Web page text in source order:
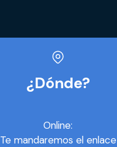
¿Dónde?
Online:
Te mandaremos el enlace